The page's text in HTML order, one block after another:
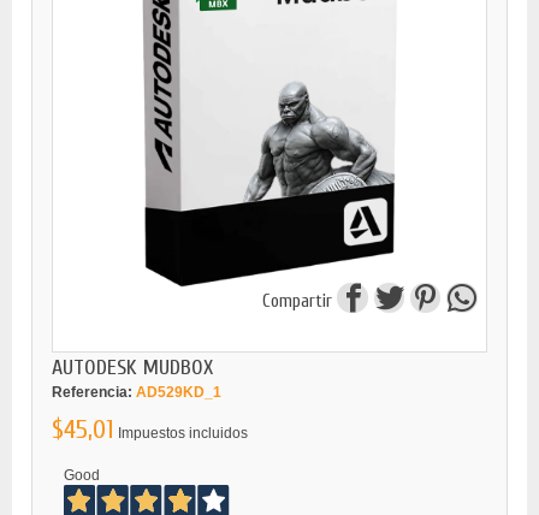
Compartir
AUTODESK MUDBOX
Referencia: AD529KD_1
$45,01 Impuestos incluidos
Good